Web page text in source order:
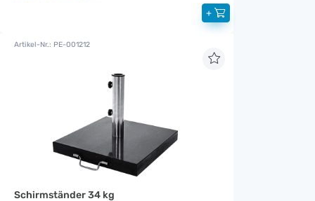
+
Artikel-Nr.: PE-001212
Schirmständer 34 kg